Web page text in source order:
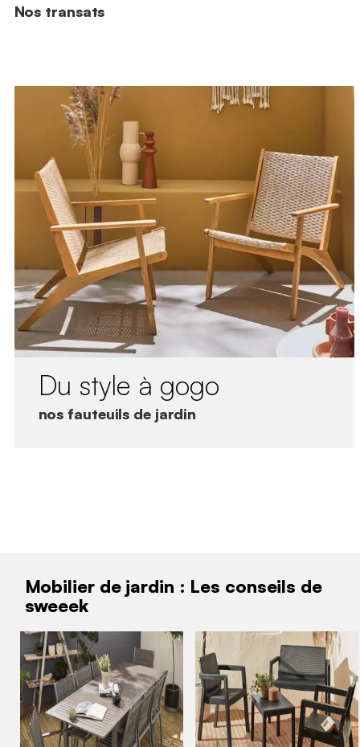
Nos transats
Du style à gogo
nos fauteuils de jardin
Mobilier de jardin : Les conseils de
sweeek